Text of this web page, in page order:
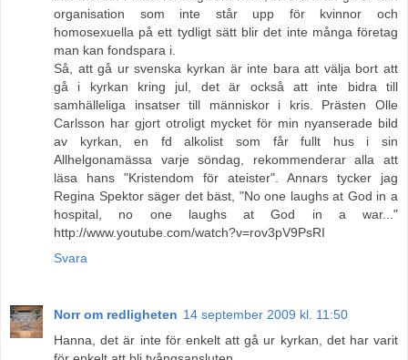
organisation som inte står upp för kvinnor och
homosexuella på ett tydligt sätt blir det inte många företag
man kan fondspara i.
Så, att gå ur svenska kyrkan är inte bara att välja bort att
gå i kyrkan kring jul, det är också att inte bidra till
samhälleliga insatser till människor i kris. Prästen Olle
Carlsson har gjort otroligt mycket för min nyanserade bild
av kyrkan, en fd alkolist som får fullt hus i sin
Allhelgonamässa varje söndag, rekommenderar alla att
läsa hans "Kristendom för ateister". Annars tycker jag
Regina Spektor säger det bäst, "No one laughs at God in a
hospital, no one laughs at God in a war..."
http://www.youtube.com/watch?v=rov3pV9PsRI
Svara
Norr om redligheten 14 september 2009 kl. 11:50
Hanna, det är inte för enkelt att gå ur kyrkan, det har varit